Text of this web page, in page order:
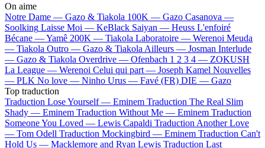
On aime
Notre Dame — Gazo & Tiakola 100K — Gazo Casanova —
Soolking Laisse Moi — KeBlack Saiyan — Heuss L'enfoiré
Bécane —Yamê 200K — Tiakola Laboratoire — Werenoi Meuda
— Tiakola Outro — Gazo & Tiakola Ailleurs — Josman Interlude
— Gazo & Tiakola Overdrive — Ofenbach 1 2 3 4 — ZOKUSH
La League — Werenoi Celui qui part — Joseph Kamel Nouvelles
— PLK No love — Ninho Urus — Favé (FR) DIE — Gazo
Top traduction
Traduction Lose Yourself — Eminem Traduction The Real Slim
Shady — Eminem Traduction Without Me — Eminem Traduction
Someone You Loved — Lewis Capaldi Traduction Another Love
— Tom Odell Traduction Mockingbird — Eminem Traduction Can't
Hold Us — Macklemore and Ryan Lewis Traduction Last